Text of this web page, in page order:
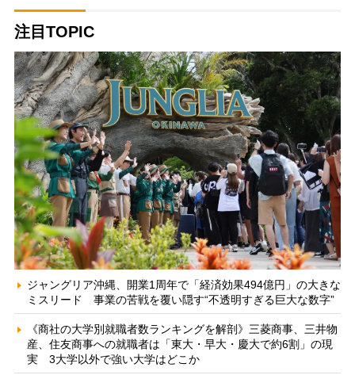
注目TOPIC
ジャングリア沖縄、開業1周年で「経済効果494億円」の大きな
ミスリード 事業の苦戦を覆い隠す“不透明すぎる巨大な数字”
《商社の大学別就職者数ランキングを解剖》三菱商事、三井物
産、住友商事への就職者は「東大・早大・慶大で約6割」の現
実 3大学以外で強い大学はどこか